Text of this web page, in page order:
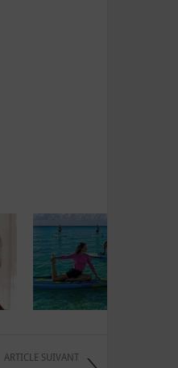
ARTICLE SUIVANT